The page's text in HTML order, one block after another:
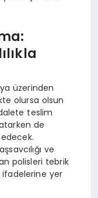
üzerinden
olursa olsun
teslim
de
edecek.
ve
polisleri tebrik
ifadelerine yer